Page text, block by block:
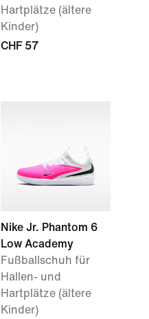
Hartplätze (ältere
Kinder)
CHF 57
Nike Jr. Phantom 6
Low Academy
Fußballschuh für
Hallen- und
Hartplätze (ältere
Kinder)